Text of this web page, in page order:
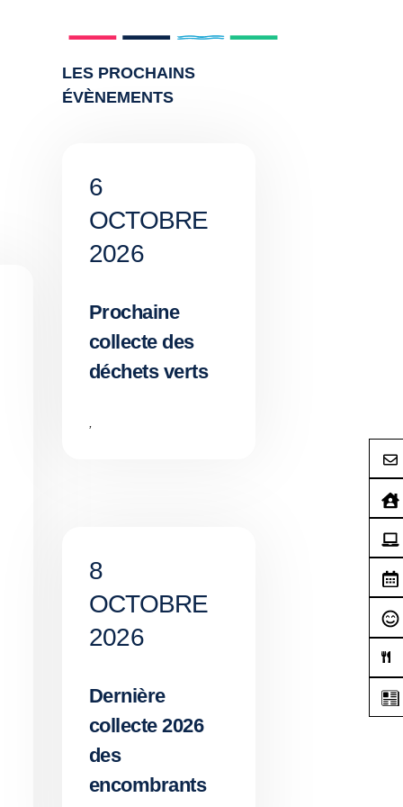
LES PROCHAINS
ÉVÈNEMENTS
6
OCTOBRE
2026
Prochaine
collecte des
déchets verts
,
8
OCTOBRE
2026
Dernière
collecte 2026
des
encombrants